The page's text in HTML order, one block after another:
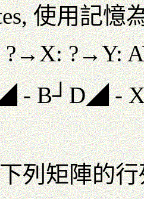
使用記憶
?→Y:
- B┘D◢ -
列矩陣的